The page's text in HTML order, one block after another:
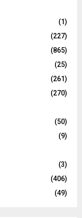
(1)
(227)
(865)
(25)
(261)
(270)
(50)
(9)
(3)
(406)
(49)